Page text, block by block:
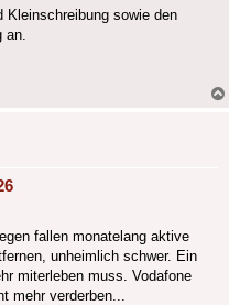
Kleinschreibung sowie den
an.
fallen monatelang aktive
unheimlich schwer. Ein
miterleben muss. Vodafone
mehr verderben...